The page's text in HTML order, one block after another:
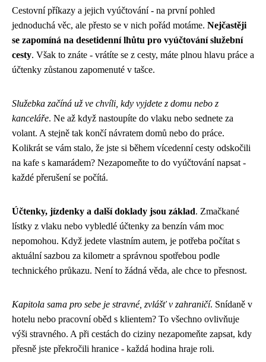
Cestovní příkazy a jejich vyúčtování - na první pohled
jednoduchá věc, ale přesto se v nich pořád motáme. Nejčastěji
se zapomíná na desetidenní lhůtu pro vyúčtování služební
cesty. Však to znáte - vrátíte se z cesty, máte plnou hlavu práce a
účtenky zůstanou zapomenuté v tašce.
Služebka začíná už ve chvíli, kdy vyjdete z domu nebo z
kanceláře. Ne až když nastoupíte do vlaku nebo sednete za
volant. A stejně tak končí návratem domů nebo do práce.
Kolikrát se vám stalo, že jste si během vícedenní cesty odskočili
na kafe s kamarádem? Nezapomeňte to do vyúčtování napsat -
každé přerušení se počítá.
Účtenky, jízdenky a další doklady jsou základ. Zmačkané
lístky z vlaku nebo vybledlé účtenky za benzín vám moc
nepomohou. Když jedete vlastním autem, je potřeba počítat s
aktuální sazbou za kilometr a správnou spotřebou podle
technického průkazu. Není to žádná věda, ale chce to přesnost.
Kapitola sama pro sebe je stravné, zvlášť v zahraničí. Snídaně v
hotelu nebo pracovní oběd s klientem? To všechno ovlivňuje
výši stravného. A při cestách do ciziny nezapomeňte zapsat, kdy
přesně jste překročili hranice - každá hodina hraje roli.